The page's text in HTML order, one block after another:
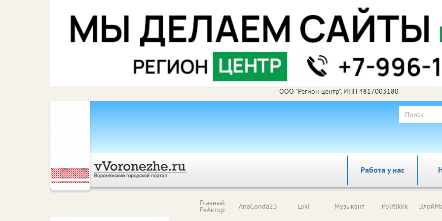
ООО "Регион центр", ИНН 4817003180
Работа у нас
Главный
РеАктор AnaConda23 Loki Музыкант Politikkk